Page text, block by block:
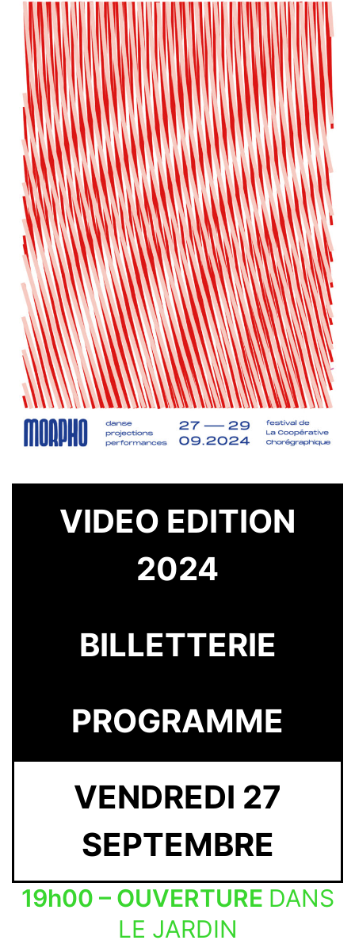
VIDEO EDITION
2024
BILLETTERIE
PROGRAMME
VENDREDI 27
SEPTEMBRE
19h00 – OUVERTURE DANS
LE JARDIN